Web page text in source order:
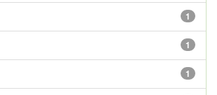
1
1
1